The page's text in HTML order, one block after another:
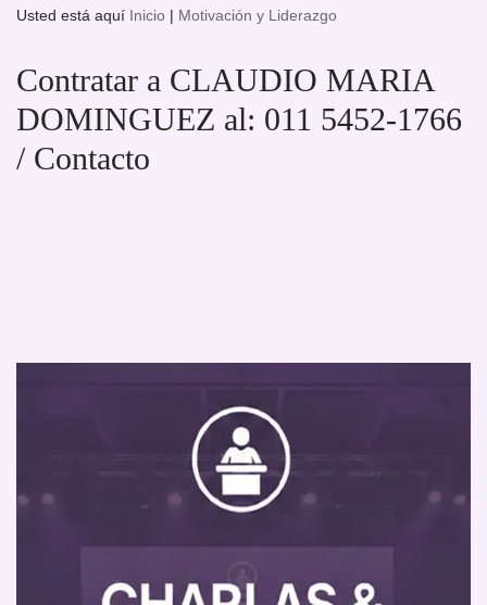
Usted está aquí Inicio | Motivación y Liderazgo
Contratar a CLAUDIO MARIA
DOMINGUEZ al: 011 5452-1766
/ Contacto